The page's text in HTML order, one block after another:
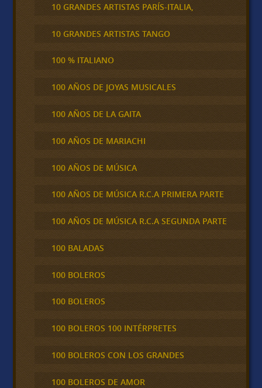
10 GRANDES ARTISTAS PARÍS-ITALIA,
10 GRANDES ARTISTAS TANGO
100 % ITALIANO
100 AÑOS DE JOYAS MUSICALES
100 AÑOS DE LA GAITA
100 AÑOS DE MARIACHI
100 AÑOS DE MÚSICA
100 AÑOS DE MÚSICA R.C.A PRIMERA PARTE
100 AÑOS DE MÚSICA R.C.A SEGUNDA PARTE
100 BALADAS
100 BOLEROS
100 BOLEROS
100 BOLEROS 100 INTÉRPRETES
100 BOLEROS CON LOS GRANDES
100 BOLEROS DE AMOR